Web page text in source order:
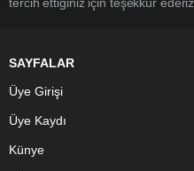
SAYFALAR
Üye Girişi
Üye Kaydı
Künye